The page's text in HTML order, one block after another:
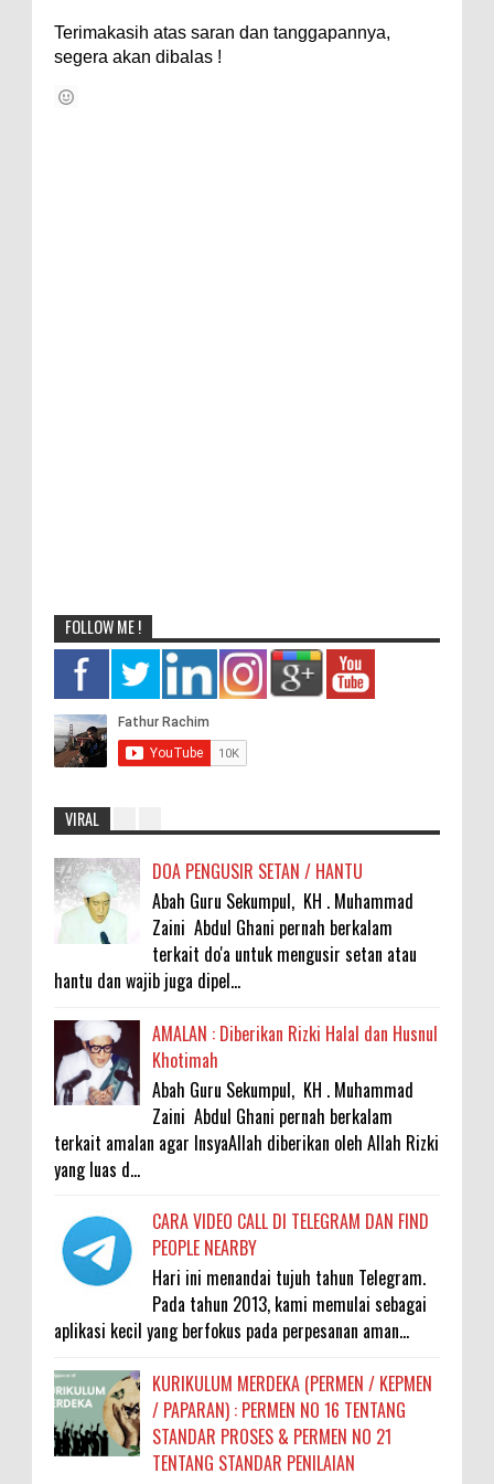
Terimakasih atas saran dan tanggapannya,
segera akan dibalas !
FOLLOW ME !
VIRAL
DOA PENGUSIR SETAN / HANTU
Abah Guru Sekumpul, KH . Muhammad
Zaini Abdul Ghani pernah berkalam
terkait do'a untuk mengusir setan atau
hantu dan wajib juga dipel...
AMALAN : Diberikan Rizki Halal dan Husnul
Khotimah
Abah Guru Sekumpul, KH . Muhammad
Zaini Abdul Ghani pernah berkalam
terkait amalan agar InsyaAllah diberikan oleh Allah Rizki
yang luas d...
CARA VIDEO CALL DI TELEGRAM DAN FIND
PEOPLE NEARBY
Hari ini menandai tujuh tahun Telegram.
Pada tahun 2013, kami memulai sebagai
aplikasi kecil yang berfokus pada perpesanan aman...
KURIKULUM MERDEKA (PERMEN / KEPMEN
/ PAPARAN) : PERMEN NO 16 TENTANG
STANDAR PROSES & PERMEN NO 21
TENTANG STANDAR PENILAIAN